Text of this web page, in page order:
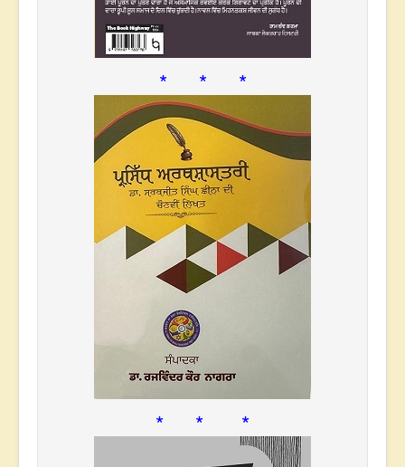
* * *
* * *